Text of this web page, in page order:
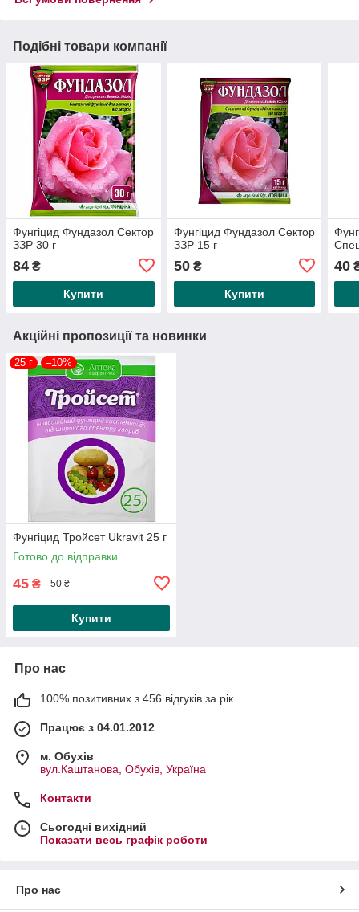
Подібні товари компанії
Фунгіцид Фундазол Сектор
ЗЗР 30 г
84 ₴
Купити
Фунгіцид Фундазол Сектор
ЗЗР 15 г
50₴
Купити
40
Акційні пропозиції та новинки
25 г –10%
Фунгіцид Тройсет Ukravit 25 г
Готово до відправки
45 ₴ 50 ₴
Купити
Про нас
100% позитивних з 456 відгуків за рік
Працює з 04.01.2012
м. Обухів
вул.Каштанова, Обухів, Україна
Контакти
Сьогодні вихідний
Показати весь графік роботи
Про нас